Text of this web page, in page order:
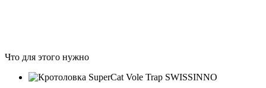
Что для этого нужно